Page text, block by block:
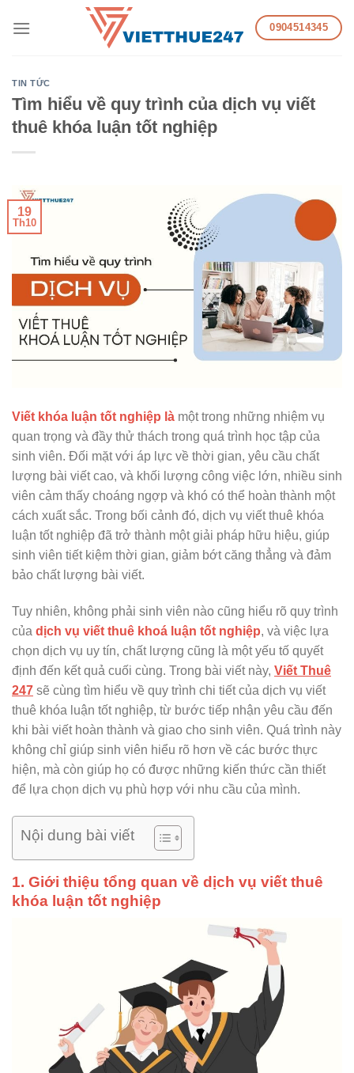
0904514345
TIN TỨC
Tìm hiểu về quy trình của dịch vụ viết
thuê khóa luận tốt nghiệp
19
Th10
Viết khóa luận tốt nghiệp là một trong những nhiệm vụ
quan trọng và đầy thử thách trong quá trình học tập của
sinh viên. Đối mặt với áp lực về thời gian, yêu cầu chất
lượng bài viết cao, và khối lượng công việc lớn, nhiều sinh
viên cảm thấy choáng ngợp và khó có thể hoàn thành một
cách xuất sắc. Trong bối cảnh đó, dịch vụ viết thuê khóa
luận tốt nghiệp đã trở thành một giải pháp hữu hiệu, giúp
sinh viên tiết kiệm thời gian, giảm bớt căng thẳng và đảm
bảo chất lượng bài viết.
Tuy nhiên, không phải sinh viên nào cũng hiểu rõ quy trình
của dịch vụ viết thuê khoá luận tốt nghiệp, và việc lựa
chọn dịch vụ uy tín, chất lượng cũng là một yếu tố quyết
định đến kết quả cuối cùng. Trong bài viết này, Viết Thuê
247 sẽ cùng tìm hiểu về quy trình chi tiết của dịch vụ viết
thuê khóa luận tốt nghiệp, từ bước tiếp nhận yêu cầu đến
khi bài viết hoàn thành và giao cho sinh viên. Quá trình này
không chỉ giúp sinh viên hiểu rõ hơn về các bước thực
hiện, mà còn giúp họ có được những kiến thức cần thiết
để lựa chọn dịch vụ phù hợp với nhu cầu của mình.
Nội dung bài viết
1. Giới thiệu tổng quan về dịch vụ viết thuê
khóa luận tốt nghiệp